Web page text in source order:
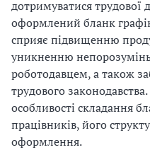
дотримуватися трудової
оформлений бланк
сприяє підвищенню
уникненню
роботодавцем, а також
трудового
особливості складання
працівників, його
оформлення.